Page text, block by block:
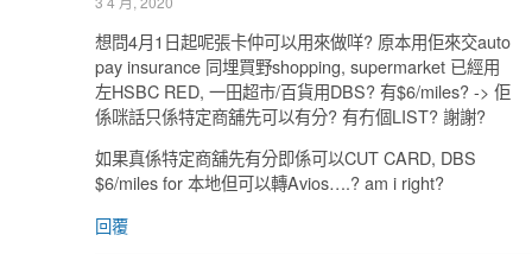
想問4月1日起呢張卡仲可以用來做咩? 原本用佢來交auto
pay insurance 同埋買野shopping, supermarket 已經用
左HSBC RED, 一田超市/百貨用DBS? 有$6/miles? -> 佢
係咪話只係特定商舖先可以有分? 有冇個LIST? 謝謝?
如果真係特定商舖先有分即係可以CUT CARD, DBS
$6/miles for 本地但可以轉Avios….? am i right?
回覆